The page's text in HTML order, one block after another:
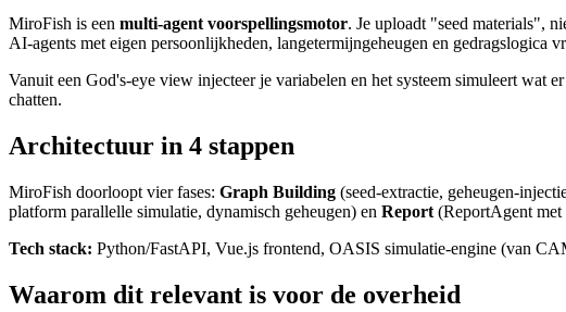
MiroFish is een multi-agent voorspellingsmotor. Je uploadt "seed materials",
AI-agents met eigen persoonlijkheden, langetermijngeheugen en gedragslogica
Vanuit een God's-eye view injecteer je variabelen en het systeem simuleert wat
chatten.
Architectuur in 4 stappen
MiroFish doorloopt vier fases: Graph Building (seed-extractie, geheugen-
platform parallelle simulatie, dynamisch geheugen) en Report (ReportAgent met
Tech stack: Python/FastAPI, Vue.js frontend, OASIS simulatie-engine (van
Waarom dit relevant is voor de overheid